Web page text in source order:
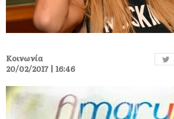
Κοινωνία
20/02/2017 | 16:46